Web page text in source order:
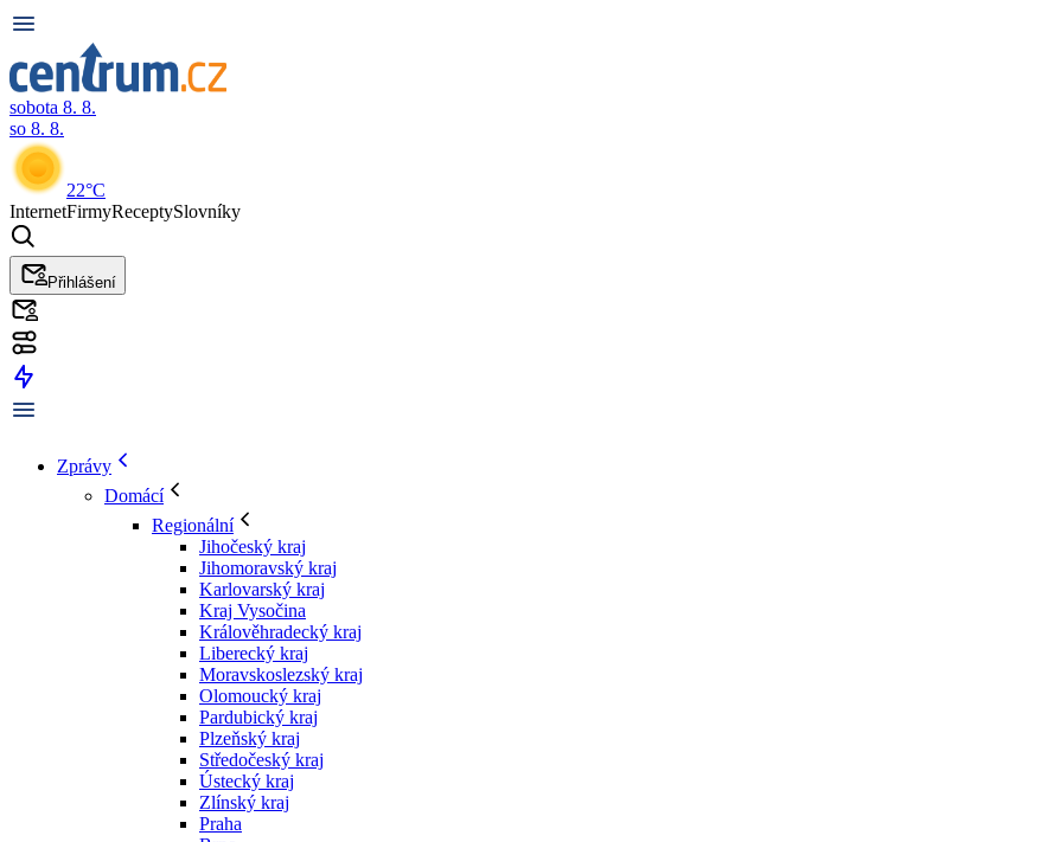
sobota 8. 8.
so 8. 8.
22°C
InternetFirmyReceptySlovníky
Přihlášení
Zprávy
Domácí
Regionální
Jihočeský kraj
Jihomoravský kraj
Karlovarský kraj
Kraj Vysočina
Králověhradecký kraj
Liberecký kraj
Moravskoslezský kraj
Olomoucký kraj
Pardubický kraj
Plzeňský kraj
Středočeský kraj
Ústecký kraj
Zlínský kraj
Praha